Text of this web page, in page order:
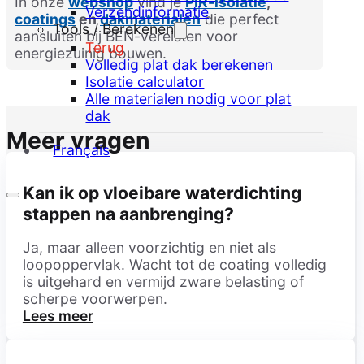
Verzendinformatie
Tools / Berekenen
Terug
Volledig plat dak berekenen
Isolatie calculator
Alle materialen nodig voor plat
dak
Français
coatingsendakmaterialendie perfect
aansluiten bij BEN-vereisten voor
energiezuinig bouwen.
Meer vragen
Kan ik op vloeibare waterdichting
stappen na aanbrenging?
Ja, maar alleen voorzichtig en niet als
loopoppervlak. Wacht tot de coating volledig
is uitgehard en vermijd zware belasting of
scherpe voorwerpen.
Lees meer